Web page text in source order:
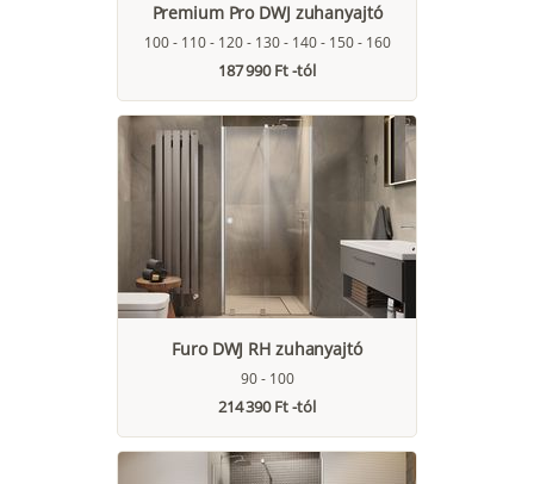
Premium Pro DWJ zuhanyajtó
100 - 110 - 120 - 130 - 140 - 150 - 160
187 990 Ft -tól
Furo DWJ RH zuhanyajtó
90 - 100
214 390 Ft -tól